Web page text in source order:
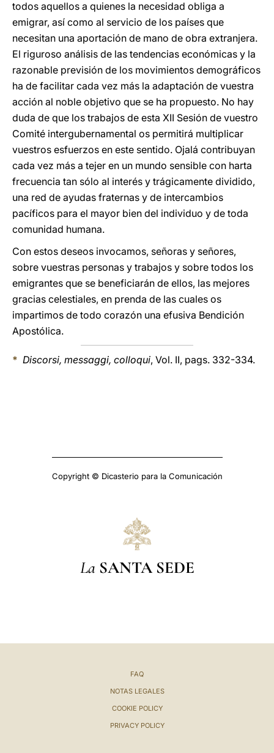
todos aquellos a quienes la necesidad obliga a
emigrar, así como al servicio de los países que
necesitan una aportación de mano de obra extranjera.
El riguroso análisis de las tendencias económicas y la
razonable previsión de los movimientos demográficos
ha de facilitar cada vez más la adaptación de vuestra
acción al noble objetivo que se ha propuesto. No hay
duda de que los trabajos de esta XII Sesión de vuestro
Comité intergubernamental os permitirá multiplicar
vuestros esfuerzos en este sentido. Ojalá contribuyan
cada vez más a tejer en un mundo sensible con harta
frecuencia tan sólo al interés y trágicamente dividido,
una red de ayudas fraternas y de intercambios
pacíficos para el mayor bien del individuo y de toda
comunidad humana.
Con estos deseos invocamos, señoras y señores,
sobre vuestras personas y trabajos y sobre todos los
emigrantes que se beneficiarán de ellos, las mejores
gracias celestiales, en prenda de las cuales os
impartimos de todo corazón una efusiva Bendición
Apostólica.
* Discorsi, messaggi, colloqui, Vol. II, pags. 332-334.
Copyright © Dicasterio para la Comunicación
La SANTA SEDE
FAQ
NOTAS LEGALES
COOKIE POLICY
PRIVACY POLICY